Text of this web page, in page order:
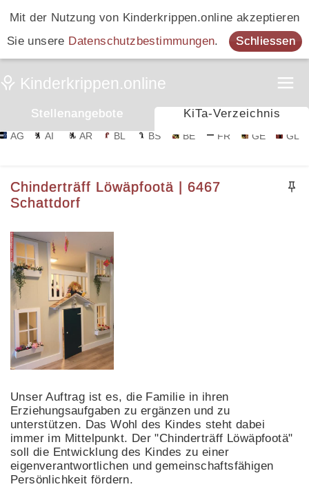
Mit der Nutzung von Kinderkrippen.online akzeptieren
Sie unsere Datenschutzbestimmungen. Schliessen
Stellenangebote KiTa-Verzeichnis
AG AI AR BL BS BE FR GE GL
Chinderträff Löwäpfootä | 6467
Schattdorf
Unser Auftrag ist es, die Familie in ihren
Erziehungsaufgaben zu ergänzen und zu
unterstützen. Das Wohl des Kindes steht dabei
immer im Mittelpunkt. Der "Chinderträff Löwäpfootä"
soll die Entwicklung des Kindes zu einer
eigenverantwortlichen und gemeinschaftsfähigen
Persönlichkeit fördern.